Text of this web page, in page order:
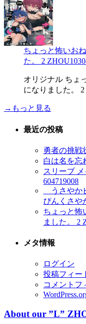
ちょっと怖いお
た。 2
オリジナル ちょ
になりました。 2
→もっと見る
最近の投稿
勇者の挑戦
白は名を忘
スリーブ
604719008
うさやか
ぴんくさや
ちょっと怖
ました。 2
メタ情報
ログイン
投稿フィー
コメントフ
About our ”L”